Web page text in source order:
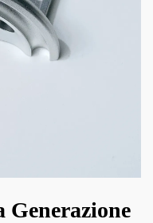
Generazione